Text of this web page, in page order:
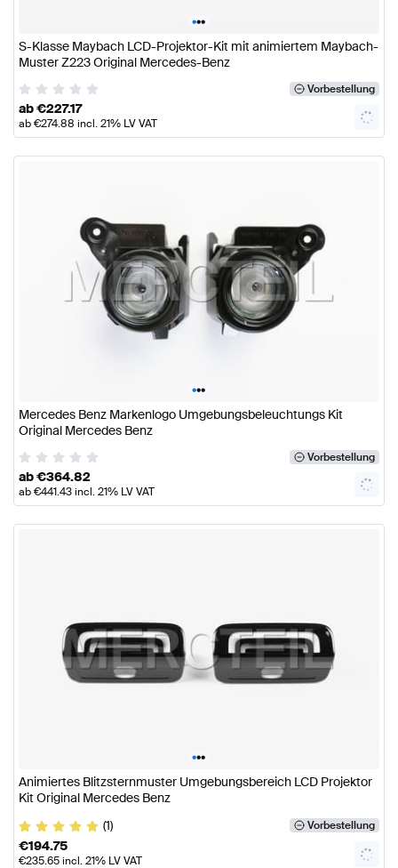
•••
S-Klasse Maybach LCD-Projektor-Kit mit animiertem Maybach-
Muster Z223 Original Mercedes-Benz
Vorbestellung
ab€227.17
ab€274.88 incl. 21% LV VAT
•••
Mercedes Benz Markenlogo Umgebungsbeleuchtungs Kit
Original Mercedes Benz
Vorbestellung
ab€364.82
ab€441.43incl. 21% LV VAT
•••
Animiertes Blitzsternmuster Umgebungsbereich LCD Projektor
Kit Original Mercedes Benz
(1)
Vorbestellung
€194.75
€235.65incl. 21% LV VAT